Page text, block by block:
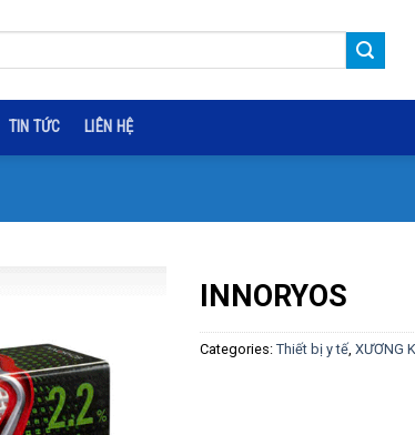
TIN TỨC LIÊN HỆ
INNORYOS
Categories: Thiết bị y tế, XƯƠNG